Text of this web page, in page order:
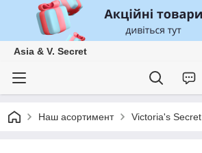
Asia & V. Secret
Наш асортимент Victoria's Secret